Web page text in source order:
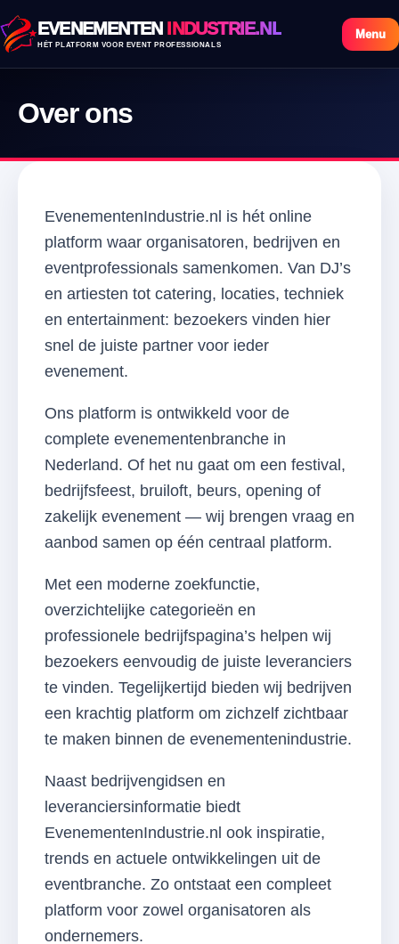
EVENEMENTEN INDUSTRIE.NL
HÉT PLATFORM VOOR EVENT PROFESSIONALS
Menu
Over ons
EvenementenIndustrie.nl is hét online
platform waar organisatoren, bedrijven en
eventprofessionals samenkomen. Van DJ’s
en artiesten tot catering, locaties, techniek
en entertainment: bezoekers vinden hier
snel de juiste partner voor ieder
evenement.
Ons platform is ontwikkeld voor de
complete evenementenbranche in
Nederland. Of het nu gaat om een festival,
bedrijfsfeest, bruiloft, beurs, opening of
zakelijk evenement — wij brengen vraag en
aanbod samen op één centraal platform.
Met een moderne zoekfunctie,
overzichtelijke categorieën en
professionele bedrijfspagina’s helpen wij
bezoekers eenvoudig de juiste leveranciers
te vinden. Tegelijkertijd bieden wij bedrijven
een krachtig platform om zichzelf zichtbaar
te maken binnen de evenementenindustrie.
Naast bedrijvengidsen en
leveranciersinformatie biedt
EvenementenIndustrie.nl ook inspiratie,
trends en actuele ontwikkelingen uit de
eventbranche. Zo ontstaat een compleet
platform voor zowel organisatoren als
ondernemers.